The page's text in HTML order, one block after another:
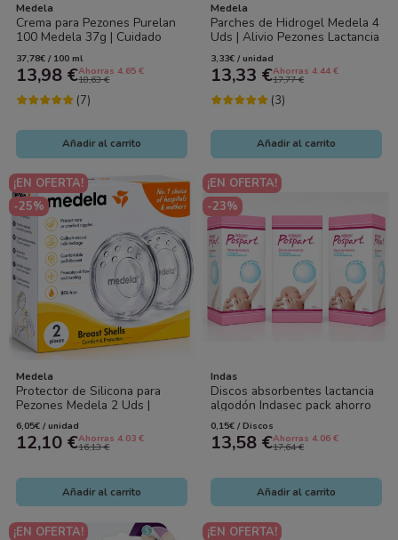
Medela
Crema para Pezones Purelan
100 Medela 37g | Cuidado
Lactancia Mamá
37,78€ / 100 ml
13,98 €Ahorras 4.65 €
18,63 €
(7)
Añadir al carrito
Medela
Parches de Hidrogel Medela 4
Uds | Alivio Pezones Lactancia
3,33€ / unidad
13,33 €Ahorras 4.44 €
17,77 €
(3)
Añadir al carrito
¡EN OFERTA!
-25%
Medela
Protector de Silicona para
Pezones Medela 2 Uds |
Lactancia Protección
6,05€ / unidad
12,10 €Ahorras 4.03 €
16,13 €
Añadir al carrito
¡EN OFERTA!
-23%
Indas
Discos absorbentes lactancia
algodón Indasec pack ahorro
3x30 | Protección y comodidad
0,15€ / Discos
13,58 €Ahorras 4.06 €
17,64 €
Añadir al carrito
¡EN OFERTA! ¡EN OFERTA!